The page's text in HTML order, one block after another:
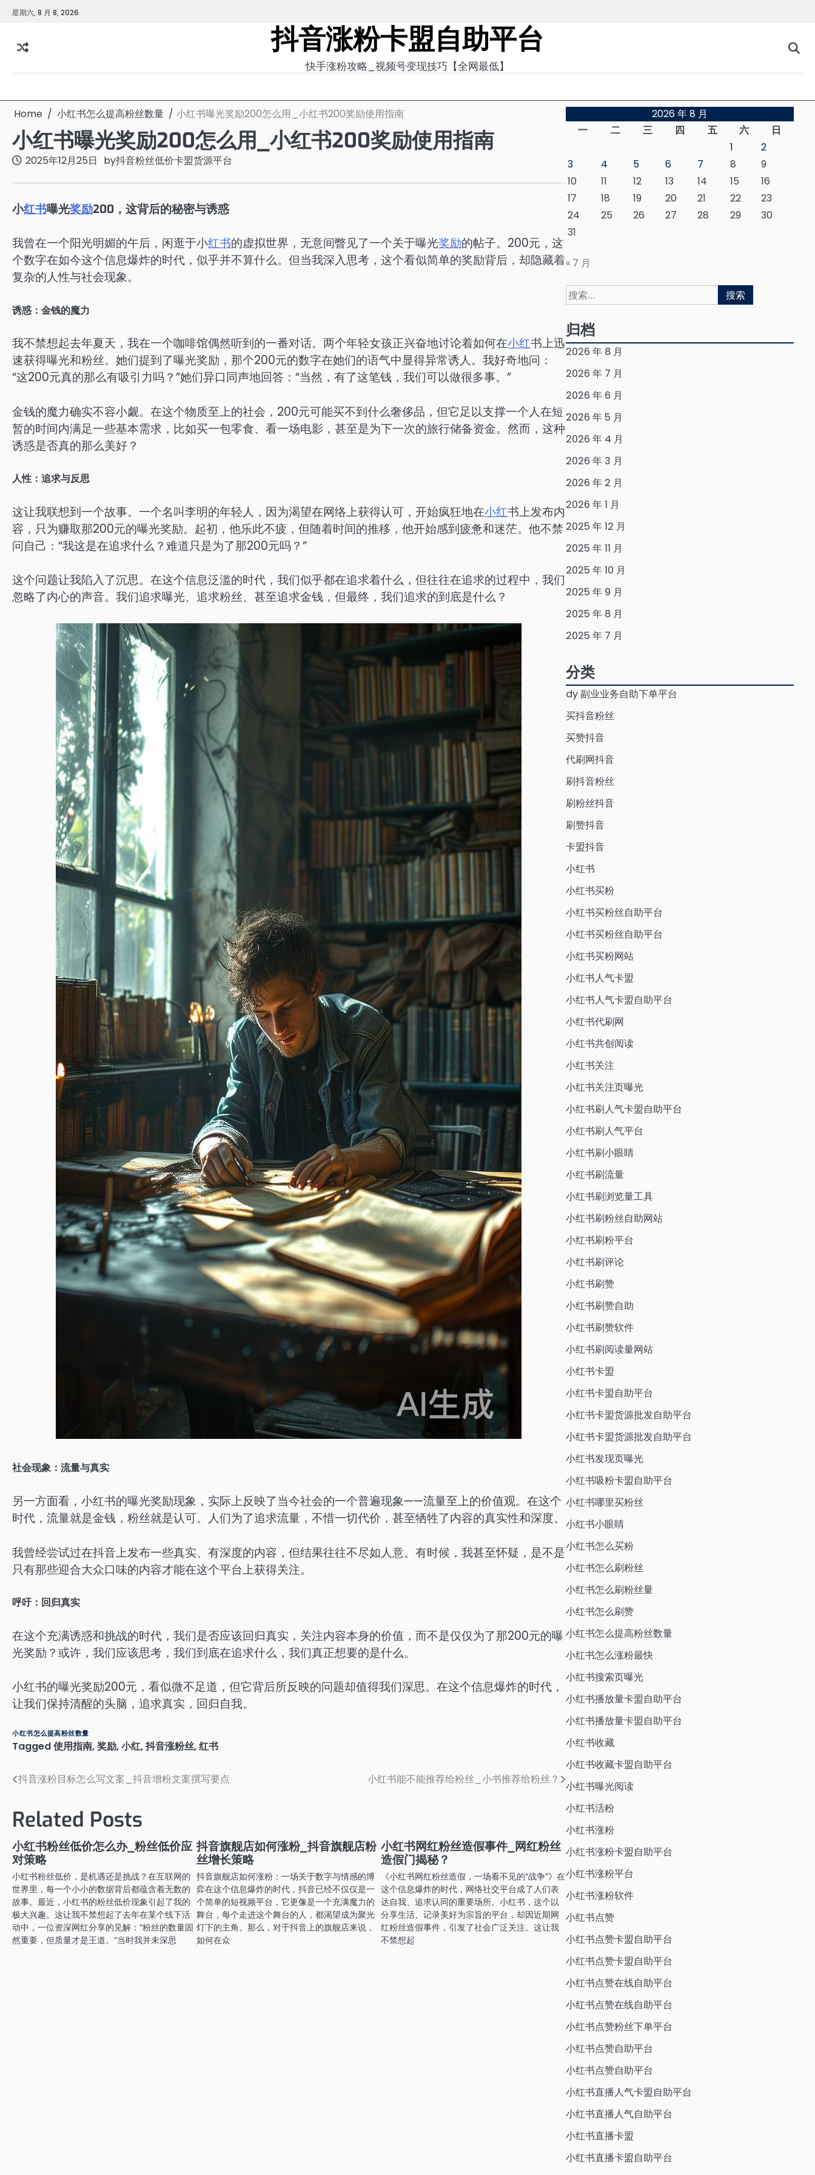
Skip星期六, 8 月 8, 2026
抖音涨粉卡盟自助平台
快手涨粉攻略_视频号变现技巧【全网最低】
Home 小红书怎么提高粉丝数量 小红书曝光奖励200怎么用_小红书200奖励使用指南
小红书曝光奖励200怎么用_小红书200奖励使用指南
2025年12月25日 by抖音粉丝低价卡盟货源平台
小红书曝光奖励200，这背后的秘密与诱惑
我曾在一个阳光明媚的午后，闲逛于小红书的虚拟世界，无意间瞥见了一个关于曝光奖励的帖子。200元，这
个数字在如今这个信息爆炸的时代，似乎并不算什么。但当我深入思考，这个看似简单的奖励背后，却隐藏着
复杂的人性与社会现象。
诱惑：金钱的魔力
我不禁想起去年夏天，我在一个咖啡馆偶然听到的一番对话。两个年轻女孩正兴奋地讨论着如何在小红书上迅
速获得曝光和粉丝。她们提到了曝光奖励，那个200元的数字在她们的语气中显得异常诱人。我好奇地问：
“这200元真的那么有吸引力吗？”她们异口同声地回答：“当然，有了这笔钱，我们可以做很多事。”
金钱的魔力确实不容小觑。在这个物质至上的社会，200元可能买不到什么奢侈品，但它足以支撑一个人在短
暂的时间内满足一些基本需求，比如买一包零食、看一场电影，甚至是为下一次的旅行储备资金。然而，这种
诱惑是否真的那么美好？
人性：追求与反思
这让我联想到一个故事。一个名叫李明的年轻人，因为渴望在网络上获得认可，开始疯狂地在小红书上发布内
容，只为赚取那200元的曝光奖励。起初，他乐此不疲，但随着时间的推移，他开始感到疲惫和迷茫。他不禁
问自己：“我这是在追求什么？难道只是为了那200元吗？”
这个问题让我陷入了沉思。在这个信息泛滥的时代，我们似乎都在追求着什么，但往往在追求的过程中，我们
忽略了内心的声音。我们追求曝光、追求粉丝、甚至追求金钱，但最终，我们追求的到底是什么？
社会现象：流量与真实
另一方面看，小红书的曝光奖励现象，实际上反映了当今社会的一个普遍现象——流量至上的价值观。在这个
时代，流量就是金钱，粉丝就是认可。人们为了追求流量，不惜一切代价，甚至牺牲了内容的真实性和深度。
我曾经尝试过在抖音上发布一些真实、有深度的内容，但结果往往不尽如人意。有时候，我甚至怀疑，是不是
只有那些迎合大众口味的内容才能在这个平台上获得关注。
呼吁：回归真实
在这个充满诱惑和挑战的时代，我们是否应该回归真实，关注内容本身的价值，而不是仅仅为了那200元的曝
光奖励？或许，我们应该思考，我们到底在追求什么，我们真正想要的是什么。
小红书的曝光奖励200元，看似微不足道，但它背后所反映的问题却值得我们深思。在这个信息爆炸的时代，
让我们保持清醒的头脑，追求真实，回归自我。
小红书怎么提高粉丝数量
Tagged使用指南,奖励,小红,抖音涨粉丝,红书
文
导
航
抖音涨粉目标怎么写文案_抖音增粉文案撰写要点 小红书能不能推荐给粉丝_小书推荐给粉丝？
Related Posts
小红书粉丝低价怎么办_粉丝低价应
对策略
小红书粉丝低价，是机遇还是挑战？在互联网的
世界里，每一个小小的数据背后都蕴含着无数的
故事。最近，小红书的粉丝低价现象引起了我的
极大兴趣。这让我不禁想起了去年在某个线下活
动中，一位资深网红分享的见解：“粉丝的数量固
然重要，但质量才是王道。”当时我并未深思
抖音旗舰店如何涨粉_抖音旗舰店粉
丝增长策略
抖音旗舰店如何涨粉：一场关于数字与情感的博
弈在这个信息爆炸的时代，抖音已经不仅仅是一
个简单的短视频平台，它更像是一个充满魔力的
舞台，每个走进这个舞台的人，都渴望成为聚光
灯下的主角。那么，对于抖音上的旗舰店来说，
如何在众
小红书网红粉丝造假事件_网红粉丝
造假门揭秘？
《小红书网红粉丝造假，一场看不见的“战争”》在
这个信息爆炸的时代，网络社交平台成了人们表
达自我、追求认同的重要场所。小红书，这个以
分享生活、记录美好为宗旨的平台，却因近期网
红粉丝造假事件，引发了社会广泛关注。这让我
不禁想起
2026 年 8 月
一
二 三 四 五 六
日
1
2
3
4 5 6 7 8
9
10
11 12 13 14 15
16
17
18 19 20 21 22
23
24
25 26 27 28 29
30
31
« 7 月
搜
索：
归档
2026 年 8 月
2026 年 7 月
2026 年 6 月
2026 年 5 月
2026 年 4 月
2026 年 3 月
2026 年 2 月
2026 年 1 月
2025 年 12 月
2025 年 11 月
2025 年 10 月
2025 年 9 月
2025 年 8 月
2025 年 7 月
分类
dy 副业业务自助下单平台
买抖音粉丝
买赞抖音
代刷网抖音
刷抖音粉丝
刷粉丝抖音
刷赞抖音
卡盟抖音
小红书
小红书买粉
小红书买粉丝自助平台
小红书买粉丝自助平台
小红书买粉网站
小红书人气卡盟
小红书人气卡盟自助平台
小红书代刷网
小红书共创阅读
小红书关注
小红书关注页曝光
小红书刷人气卡盟自助平台
小红书刷人气平台
小红书刷小眼睛
小红书刷流量
小红书刷浏览量工具
小红书刷粉丝自助网站
小红书刷粉平台
小红书刷评论
小红书刷赞
小红书刷赞自助
小红书刷赞软件
小红书刷阅读量网站
小红书卡盟
小红书卡盟自助平台
小红书卡盟货源批发自助平台
小红书卡盟货源批发自助平台
小红书发现页曝光
小红书吸粉卡盟自助平台
小红书哪里买粉丝
小红书小眼睛
小红书怎么买粉
小红书怎么刷粉丝
小红书怎么刷粉丝量
小红书怎么刷赞
小红书怎么提高粉丝数量
小红书怎么涨粉最快
小红书搜索页曝光
小红书播放量卡盟自助平台
小红书播放量卡盟自助平台
小红书收藏
小红书收藏卡盟自助平台
小红书曝光阅读
小红书活粉
小红书涨粉
小红书涨粉卡盟自助平台
小红书涨粉平台
小红书涨粉软件
小红书点赞
小红书点赞卡盟自助平台
小红书点赞卡盟自助平台
小红书点赞在线自助平台
小红书点赞在线自助平台
小红书点赞粉丝下单平台
小红书点赞自助平台
小红书点赞自助平台
小红书直播人气卡盟自助平台
小红书直播人气自助平台
小红书直播卡盟
小红书直播卡盟自助平台